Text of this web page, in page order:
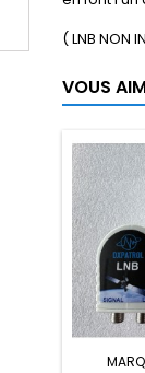
( LNB NON
VOUS